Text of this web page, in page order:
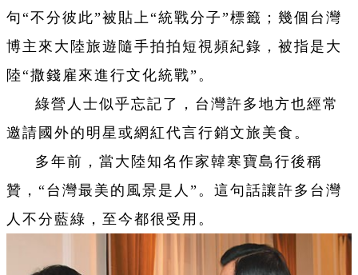
句“不分彼此”被貼上“統戰分子”標籤；幾個台灣
博主來大陸旅遊隨手拍拍短視頻紀錄，被指是大
陸“撒錢雇來進行文化統戰”。
綠營人士似乎忘記了，台灣許多地方也經常
邀請國外的明星或網紅代言行銷文旅美食。
多年前，當大陸知名作家韓寒寶島行後稱
贊，“台灣最美的風景是人”。這句話讓許多台灣
人不分藍綠，至今都很受用。